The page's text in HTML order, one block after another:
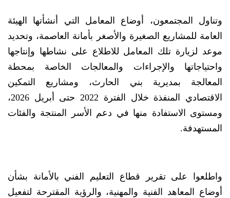
وتناول المجتمعون، أوضاع المعامل التي أنشأتها الهيئة
العامة للمشاريع الصغيرة والأصغر بأمانة العاصمة، وتحديد
موعد لزيارة تلك المعامل للاطلاع على نشاطها وإنتاجها
واحتياجاتها والإجراءات والمعالجات الخاصة بمحطة
المعالجة بمديرية بني الحارث، ومشاريع التمكين
الاقتصادي المنفذة خلال الفترة 2022 حتى أبريل 2026،
ومستوى الاستفادة منها في دعم الأسر المنتجة والفئات
المستهدفة.
واطلعوا على تقرير قطاع التعليم الفني بالأمانة بشأن
أوضاع المعاهد الفنية والمهنية، والرؤية المقترحة لتفعيل